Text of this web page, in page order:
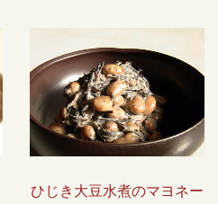
ひじき大豆水煮のマヨネー